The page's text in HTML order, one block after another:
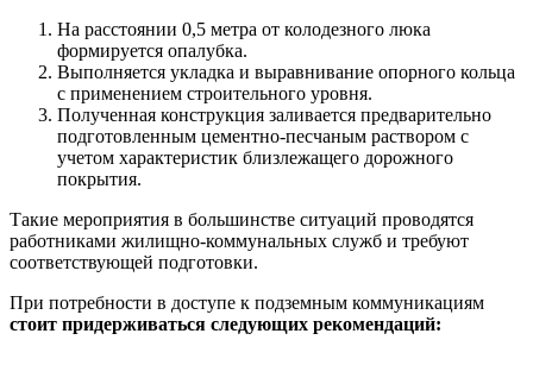
На расстоянии 0,5 метра от колодезного люка
формируется опалубка.
Выполняется укладка и выравнивание опорного кольца
с применением строительного уровня.
Полученная конструкция заливается предварительно
подготовленным цементно-песчаным раствором с
учетом характеристик близлежащего дорожного
покрытия.
Такие мероприятия в большинстве ситуаций проводятся
работниками жилищно-коммунальных служб и требуют
соответствующей подготовки.
При потребности в доступе к подземным коммуникациям
стоит придерживаться следующих рекомендаций: